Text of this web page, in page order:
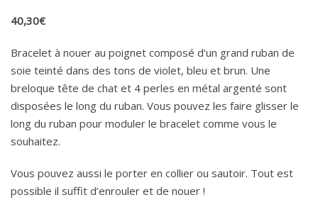
40,30€
Bracelet à nouer au poignet composé d’un grand ruban de
soie teinté dans des tons de violet, bleu et brun. Une
breloque tête de chat et 4 perles en métal argenté sont
disposées le long du ruban. Vous pouvez les faire glisser le
long du ruban pour moduler le bracelet comme vous le
souhaitez.
Vous pouvez aussi le porter en collier ou sautoir. Tout est
possible il suffit d’enrouler et de nouer !